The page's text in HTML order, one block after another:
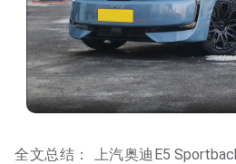
全文总结： 上汽奥迪E5